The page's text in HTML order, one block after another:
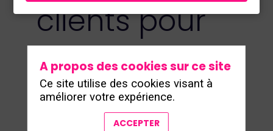
clients pour
optimiser la
découverte
A propos des cookies sur ce site
Ce site utilise des cookies visant à
améliorer votre expérience.
ACCEPTER